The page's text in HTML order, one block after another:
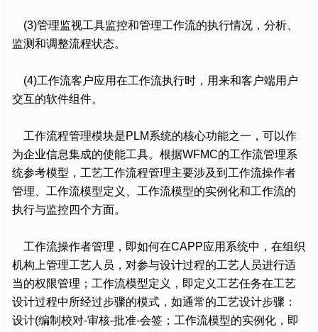
(3)管理监视工具监控和管理工作流的执行情况，分析、
监测和调整流程状态。
(4)工作流客户应用在工作流执行时，用来和客户端用户
交互的软件组件。
工作流程管理模块是PLM系统的核心功能之一，可以作
为企业信息集成的使能工具。根据WFMC的工作流管理系
统参考模型，工艺工作流程管理主要涉及到工作流操作者
管理、工作流模型定义、工作流模型的实例化和工作流的
执行与监控四个方面。
工作流操作者管理，即如何在CAPP应用系统中，在组织
机构上管理工艺人员，对参与设计过程的工艺人员进行适
当的权限管理；工作流模型定义，即定义工艺任务在工艺
设计过程中所经过步骤的模式，如通常的工艺设计步骤：
设计(编制校对-审核-批准-会签；工作流模型的实例化，即